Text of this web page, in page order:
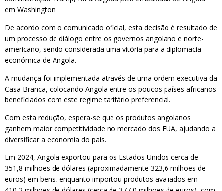
em Washington.
De acordo com o comunicado oficial, esta decisão é resultado de
um processo de diálogo entre os governos angolano e norte-
americano, sendo considerada uma vitória para a diplomacia
económica de Angola.
A mudança foi implementada através de uma ordem executiva da
Casa Branca, colocando Angola entre os poucos países africanos
beneficiados com este regime tarifário preferencial.
Com esta redução, espera-se que os produtos angolanos
ganhem maior competitividade no mercado dos EUA, ajudando a
diversificar a economia do país.
Em 2024, Angola exportou para os Estados Unidos cerca de
351,8 milhões de dólares (aproximadamente 323,6 milhões de
euros) em bens, enquanto importou produtos avaliados em